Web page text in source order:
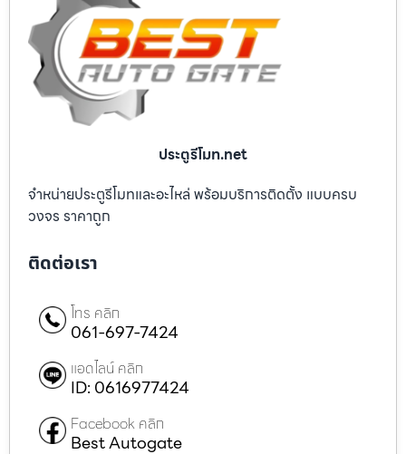
ประตูรีโมท.net
จำหน่ายประตูรีโมทและอะไหล่ พร้อมบริการติดตั้ง แบบครบ
วงจร ราคาถูก
ติดต่อเรา
โทร คลิก
061-697-7424
แอดไลน์ คลิก
ID: 0616977424
Facebook คลิก
Best Autogate